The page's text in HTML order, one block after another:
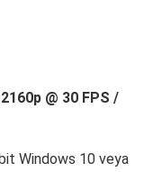
@ 30 FPS /
Windows 10 veya